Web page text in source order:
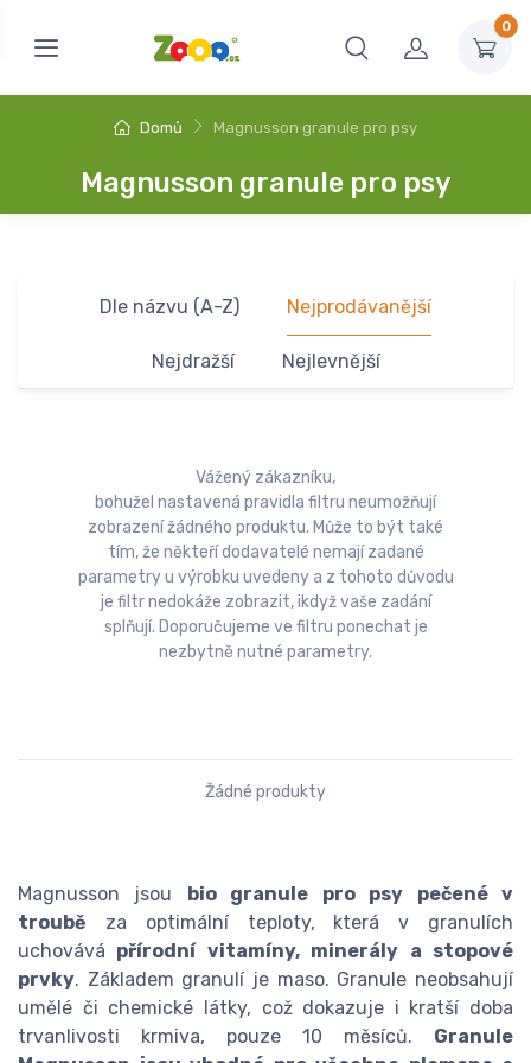
0
Domů Magnusson granule pro psy
Magnusson granule pro psy
Dle názvu (A-Z) Nejprodávanější
Nejdražší Nejlevnější
Vážený zákazníku,
bohužel nastavená pravidla filtru neumožňují
zobrazení žádného produktu. Může to být také
tím, že někteří dodavatelé nemají zadané
parametry u výrobku uvedeny a z tohoto důvodu
je filtr nedokáže zobrazit, ikdyž vaše zadání
splňují. Doporučujeme ve filtru ponechat je
nezbytně nutné parametry.
Žádné produkty
Magnusson jsou
bio granule pro psy pečené v
troubě za optimální teploty, která v granulích
uchovává přírodní vitamíny, minerály a stopové
prvky. Základem granulí je maso. Granule neobsahují
umělé či chemické látky, což dokazuje i kratší doba
trvanlivosti krmiva, pouze 10 měsíců. Granule